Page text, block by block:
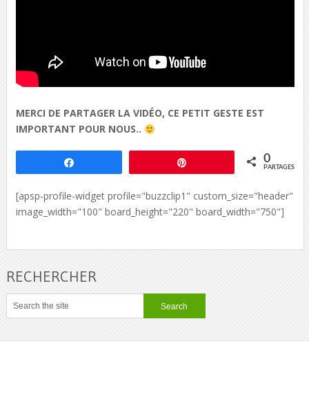
MERCI DE PARTAGER LA VIDÉO, CE PETIT GESTE EST
IMPORTANT POUR NOUS..
0
PARTAGES
[apsp-profile-widget profile="buzzclip1" custom_size="header"
image_width="100" board_height="220" board_width="750"]
RECHERCHER